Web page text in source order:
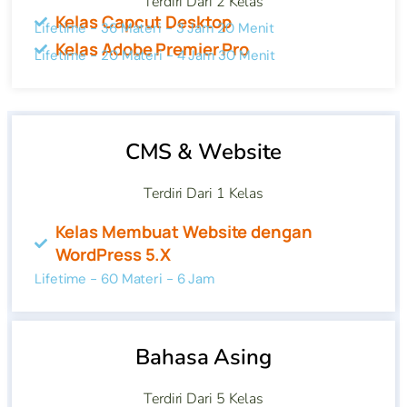
Kelas Capcut Desktop
Lifetime - 36 Materi - 3 Jam 20 Menit
Kelas Adobe Premier Pro
Lifetime - 20 Materi - 4 Jam 30 Menit
CMS & Website
Terdiri Dari 1 Kelas
Kelas Membuat Website dengan
WordPress 5.X
Lifetime - 60 Materi - 6 Jam
Bahasa Asing
Terdiri Dari 5 Kelas